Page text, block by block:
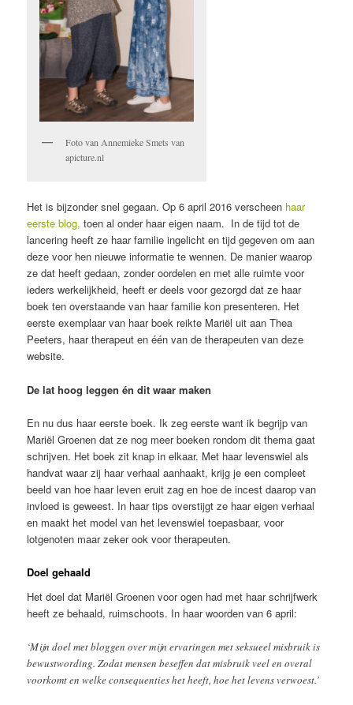
Foto van Annemieke Smets van
apicture.nl
Het is bijzonder snel gegaan. Op 6 april 2016 verscheen haar
eerste blog, toen al onder haar eigen naam. In de tijd tot de
lancering heeft ze haar familie ingelicht en tijd gegeven om aan
deze voor hen nieuwe informatie te wennen. De manier waarop
ze dat heeft gedaan, zonder oordelen en met alle ruimte voor
ieders werkelijkheid, heeft er deels voor gezorgd dat ze haar
boek ten overstaande van haar familie kon presenteren. Het
eerste exemplaar van haar boek reikte Mariël uit aan Thea
Peeters, haar therapeut en één van de therapeuten van deze
website.
De lat hoog leggen én dit waar maken
En nu dus haar eerste boek. Ik zeg eerste want ik begrijp van
Mariël Groenen dat ze nog meer boeken rondom dit thema gaat
schrijven. Het boek zit knap in elkaar. Met haar levenswiel als
handvat waar zij haar verhaal aanhaakt, krijg je een compleet
beeld van hoe haar leven eruit zag en hoe de incest daarop van
invloed is geweest. In haar tips overstijgt ze haar eigen verhaal
en maakt het model van het levenswiel toepasbaar, voor
lotgenoten maar zeker ook voor therapeuten.
Doel gehaald
Het doel dat Mariël Groenen voor ogen had met haar schrijfwerk
heeft ze behaald, ruimschoots. In haar woorden van 6 april:
‘Mijn doel met bloggen over mijn ervaringen met seksueel misbruik is
bewustwording. Zodat mensen beseffen dat misbruik veel en overal
voorkomt en welke consequenties het heeft, hoe het levens verwoest.’